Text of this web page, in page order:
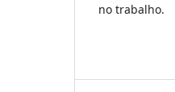
no trabalho.